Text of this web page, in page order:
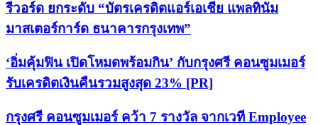
รีวอร์ด ยกระดับ “บัตรเครดิตแอร์เอเชีย แพลทินัม
มาสเตอร์การ์ด ธนาคารกรุงเทพ”
‘อิ่มคุ้มฟิน เปิดโหมดพร้อมกิน’ กับกรุงศรี คอนซูมเมอร์
รับเครดิตเงินคืนรวมสูงสุด 23% [PR]
กรุงศรี คอนซูมเมอร์ คว้า 7 รางวัล จากเวที Employee